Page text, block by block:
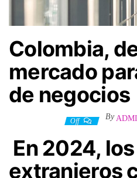
Colombia,
mercado
de negocios
Off By
En 2024,
extranjeros